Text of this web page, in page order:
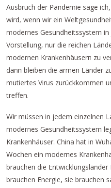
Ausbruch der Pandemie sage
wird, wenn wir ein
modernes Gesundheitssystem
Vorstellung, nur die reichen
modernen Krankenhäusern zu
dann bleiben die armen Länder
mutiertes Virus zurückkommen
treffen.
Wir müssen in jedem einzelnen
modernes Gesundheitssystem
Krankenhäuser. China hat in
Wochen ein modernes
brauchen die Entwicklungsländer
brauchen Energie, sie brauchen